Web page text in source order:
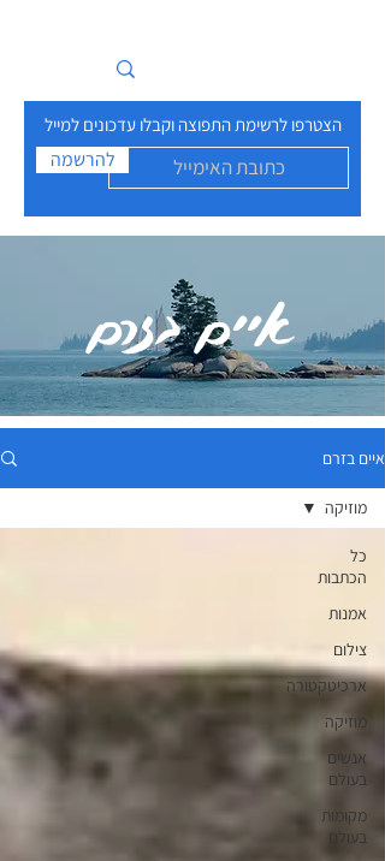
הצטרפו לרשימת התפוצה וקבלו עדכונים למייל
להרשמה
איים בזרם
איים בזרם
כל
הכתבות
אמנות
צילום
ארכיטקטורה
מוזיקה
אנשים
בעולם
מקומות
בעולם
מוזיקה